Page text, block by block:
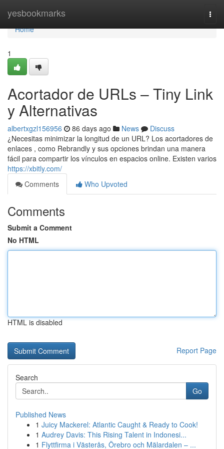
yesbookmarks
Home
Home
1
Acortador de URLs – Tiny Link
y Alternativas
albertxgzl156956 86 days ago News
Discuss
¿Necesitas minimizar la longitud de un URL? Los acortadores de
enlaces , como Rebrandly y sus opciones brindan una manera
fácil para compartir los vínculos en espacios online. Existen varios
https://xbitly.com/
Comments
Who Upvoted
Comments
Submit a Comment
No HTML
HTML is disabled
Report Page
Search
Go
Published News
1 Juicy Mackerel: Atlantic Caught & Ready to Cook!
1 Audrey Davis: This Rising Talent in Indonesi...
1 Flyttfirma i Västerås, Örebro och Mälardalen – ...